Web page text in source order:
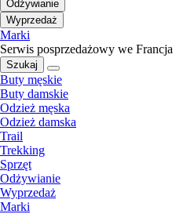
Odżywianie
Wyprzedaż
Marki
Serwis posprzedażowy we Francja
Szukaj
Buty męskie
Buty damskie
Odzież męska
Odzież damska
Trail
Trekking
Sprzęt
Odżywianie
Wyprzedaż
Marki